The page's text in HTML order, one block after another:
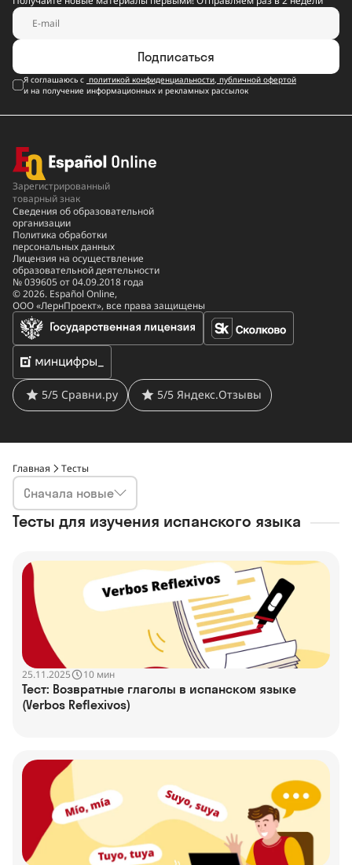
Подписаться
Я соглашаюсь с политикой конфиденциальности, публичной офертой
и на получение информационных и рекламных рассылок
Зарегистрированный
товарный знак
Сведения об образовательной
организации
Политика обработки
персональных данных
Лицензия на осуществление
образовательной деятельности
№ 039605 от 04.09.2018 года
© 2026. Español Online,
ООО «ЛернПроект», все права защищены
5/5 Сравни.ру 5/5 Яндекс.Отзывы
Главная Тесты
Сначала новые
Тесты для изучения испанского языка
25.11.2025 10 мин
Тест: Возвратные глаголы в испанском языке
(Verbos Reflexivos)